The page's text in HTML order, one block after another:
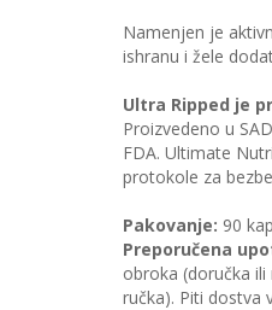
Namenjen je
ishranu i žele
Ultra Ripped je
Proizvedeno u
FDA. Ultimate
protokole za
Pakovanje: 90
Preporučena
obroka (doručka
ručka). Piti dostva